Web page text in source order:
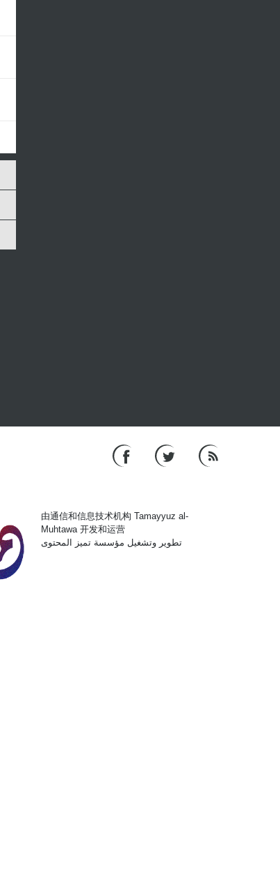
由通信和信息技术机构 Tamayyuz al-
Muhtawa 开发和运营
تطوير وتشغيل مؤسسة تميز المحتوى